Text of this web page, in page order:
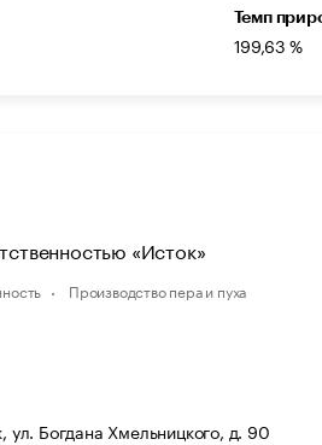
Темп
199,63 %
«Исток»
Производство пера и пуха
ул. Богдана Хмельницкого, д. 90